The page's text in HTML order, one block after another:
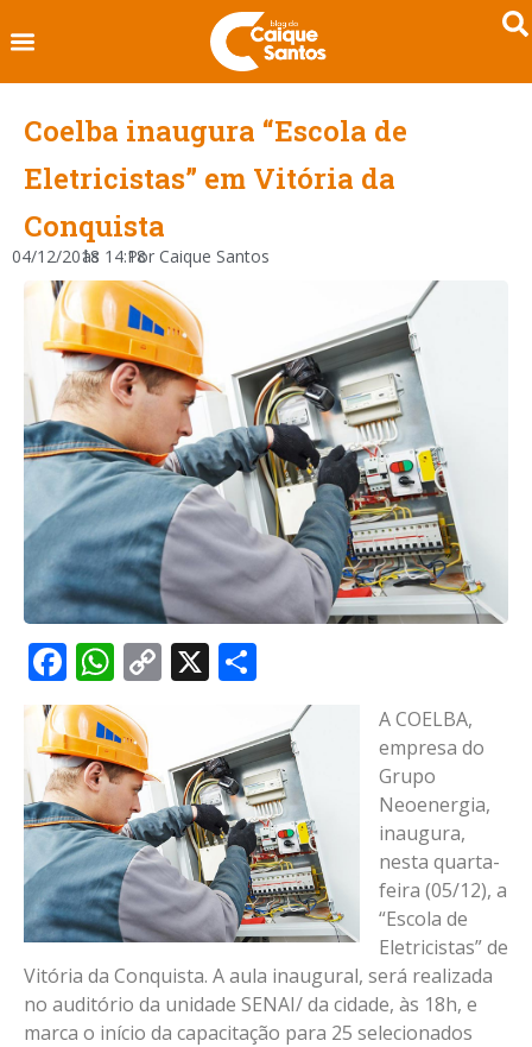
Coelba inaugura “Escola de
Eletricistas” em Vitória da
Conquista
04/12/2018
às 14:18
Por Caique Santos
Facebook
WhatsApp
Copy
X
A COELBA,
empresa do
Grupo
Neoenergia,
inaugura,
nesta quarta-
feira (05/12), a
“Escola de
Eletricistas” de
Vitória da Conquista. A aula inaugural, será realizada
no auditório da unidade SENAI/ da cidade, às 18h, e
marca o início da capacitação para 25 selecionados